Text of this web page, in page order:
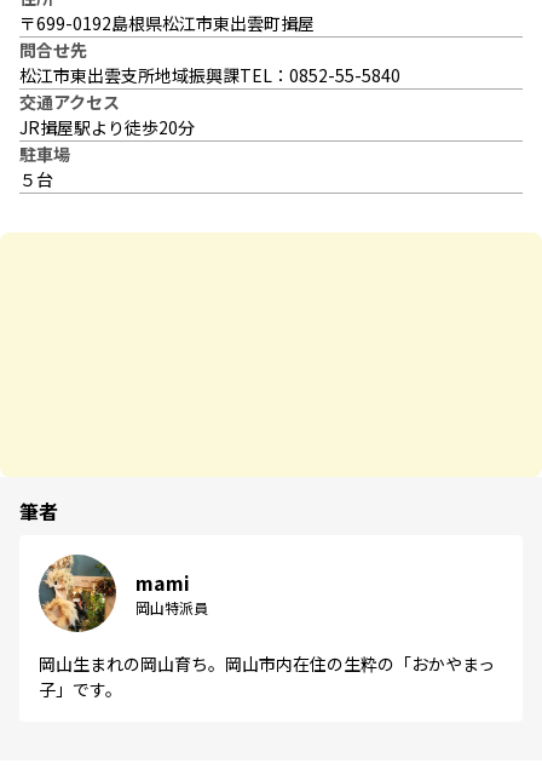
〒699-0192島根県松江市東出雲町揖屋
問合せ先
松江市東出雲支所地域振興課TEL：0852-55-5840
交通アクセス
JR揖屋駅より徒歩20分
駐車場
５台
筆者
mami
岡山特派員
岡山生まれの岡山育ち。岡山市内在住の生粋の「おかやまっ
子」です。